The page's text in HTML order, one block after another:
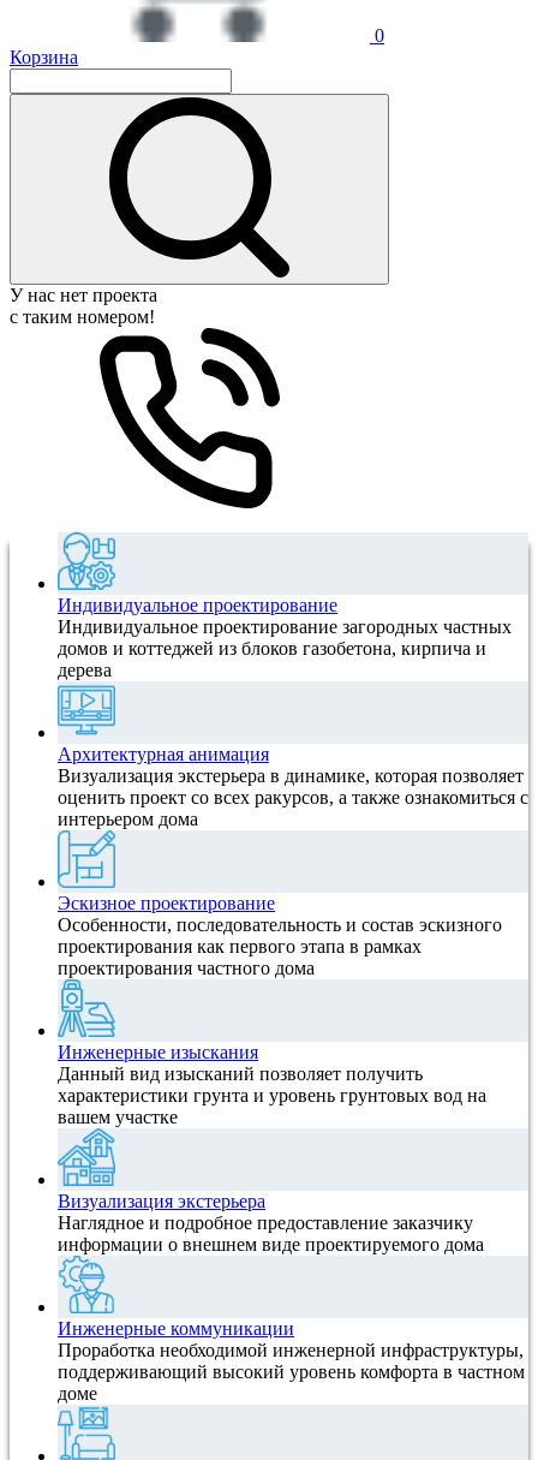
0
Корзина
У нас нет проекта
с таким номером!
Индивидуальное проектирование
Индивидуальное проектирование загородных частных
домов и коттеджей из блоков газобетона, кирпича и
дерева
Архитектурная анимация
Визуализация экстерьера в динамике, которая позволяет
оценить проект со всех ракурсов, а также ознакомиться с
интерьером дома
Эскизное проектирование
Особенности, последовательность и состав эскизного
проектирования как первого этапа в рамках
проектирования частного дома
Инженерные изыскания
Данный вид изысканий позволяет получить
характеристики грунта и уровень грунтовых вод на
вашем участке
Визуализация экстерьера
Наглядное и подробное предоставление заказчику
информации о внешнем виде проектируемого дома
Инженерные коммуникации
Проработка необходимой инженерной инфраструктуры,
поддерживающий высокий уровень комфорта в частном
доме